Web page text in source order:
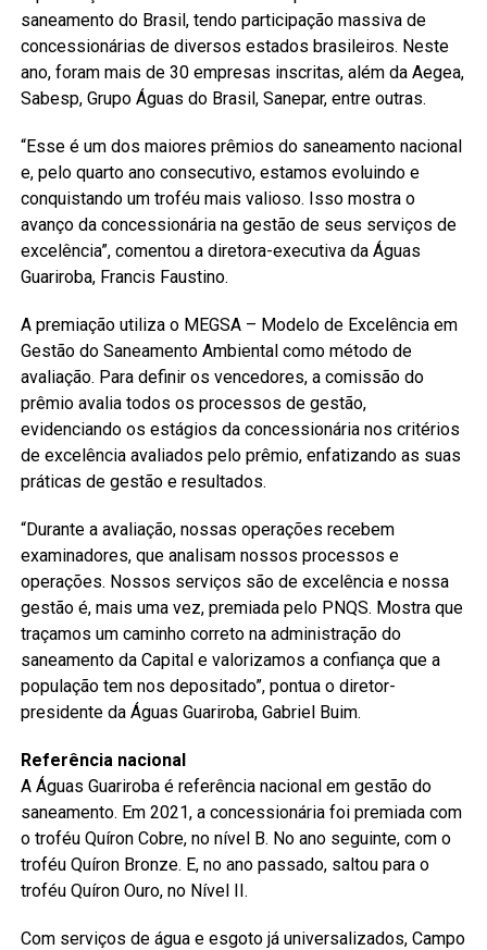
saneamento do Brasil, tendo participação massiva de
concessionárias de diversos estados brasileiros. Neste
ano, foram mais de 30 empresas inscritas, além da Aegea,
Sabesp, Grupo Águas do Brasil, Sanepar, entre outras.
“Esse é um dos maiores prêmios do saneamento nacional
e, pelo quarto ano consecutivo, estamos evoluindo e
conquistando um troféu mais valioso. Isso mostra o
avanço da concessionária na gestão de seus serviços de
excelência”, comentou a diretora-executiva da Águas
Guariroba, Francis Faustino.
A premiação utiliza o MEGSA – Modelo de Excelência em
Gestão do Saneamento Ambiental como método de
avaliação. Para definir os vencedores, a comissão do
prêmio avalia todos os processos de gestão,
evidenciando os estágios da concessionária nos critérios
de excelência avaliados pelo prêmio, enfatizando as suas
práticas de gestão e resultados.
“Durante a avaliação, nossas operações recebem
examinadores, que analisam nossos processos e
operações. Nossos serviços são de excelência e nossa
gestão é, mais uma vez, premiada pelo PNQS. Mostra que
traçamos um caminho correto na administração do
saneamento da Capital e valorizamos a confiança que a
população tem nos depositado”, pontua o diretor-
presidente da Águas Guariroba, Gabriel Buim.
Referência nacional
A Águas Guariroba é referência nacional em gestão do
saneamento. Em 2021, a concessionária foi premiada com
o troféu Quíron Cobre, no nível B. No ano seguinte, com o
troféu Quíron Bronze. E, no ano passado, saltou para o
troféu Quíron Ouro, no Nível II.
Com serviços de água e esgoto já universalizados, Campo